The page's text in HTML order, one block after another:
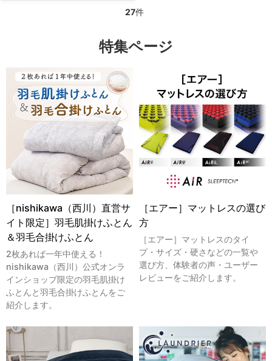
27件
特集ページ
［nishikawa（西川）直営サ
イト限定］羽毛肌掛けふとん
＆羽毛合掛けふとん
2枚あれば一年中使える！
nishikawa（西川）公式オンラ
インショップ限定の羽毛肌掛け
ふとんと羽毛合掛けふとんをご
紹介します。
［エアー］マットレスの選び
方
［エアー］マットレスのタイ
プ・サイズ・硬さなどの一覧や
選び方、体験者の声・ユーザー
レビューをご紹介します。